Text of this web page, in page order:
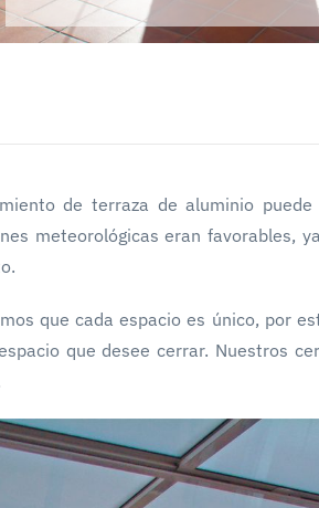
de terraza de aluminio
meteorológicas eran favorables,
que cada espacio es único, por
que desee cerrar. Nuestros